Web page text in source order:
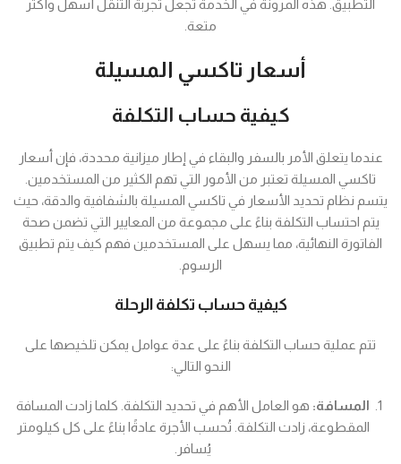
التطبيق. هذه المرونة في الخدمة تجعل تجربة التنقل أسهل وأكثر
متعة.
أسعار تاكسي المسيلة
كيفية حساب التكلفة
عندما يتعلق الأمر بالسفر والبقاء في إطار ميزانية محددة، فإن أسعار
تاكسي المسيلة تعتبر من الأمور التي تهم الكثير من المستخدمين.
يتسم نظام تحديد الأسعار في تاكسي المسيلة بالشفافية والدقة، حيث
يتم احتساب التكلفة بناءً على مجموعة من المعايير التي تضمن صحة
الفاتورة النهائية، مما يسهل على المستخدمين فهم كيف يتم تطبيق
الرسوم.
كيفية حساب تكلفة الرحلة
تتم عملية حساب التكلفة بناءً على عدة عوامل يمكن تلخيصها على
النحو التالي:
المسافة: هو العامل الأهم في تحديد التكلفة. كلما زادت المسافة
المقطوعة، زادت التكلفة. تُحسب الأجرة عادةًا بناءً على كل كيلومتر
يُسافر.